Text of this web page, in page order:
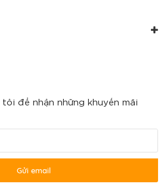
để nhận những khuyến mãi
Gửi email